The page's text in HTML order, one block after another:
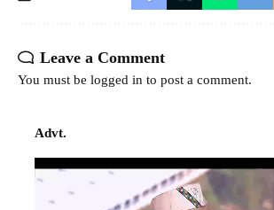
Leave a Comment
You must be logged in to post a comment.
Advt.
Video